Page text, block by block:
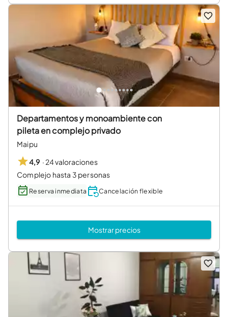
Departamentos y monoambiente con
pileta en complejo privado
Maipu
4,9 · 24 valoraciones
Complejo hasta 3 personas
Reserva inmediata Cancelación flexible
Mostrar precios